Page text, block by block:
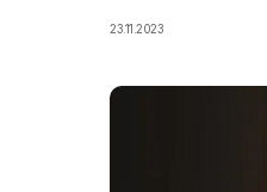
23.11.2023